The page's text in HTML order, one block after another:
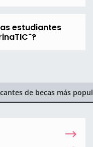
estudiantes
de becas más